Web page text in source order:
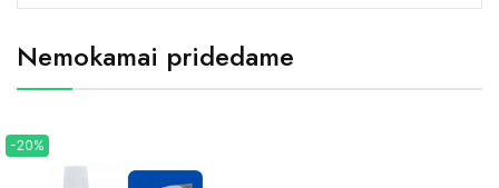
Nemokamai pridedame
-20%